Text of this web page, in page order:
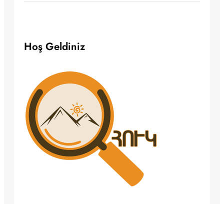
Hoş Geldiniz